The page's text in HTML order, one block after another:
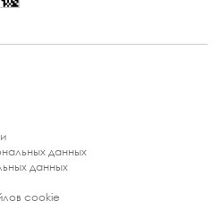
данных
данных
cookie